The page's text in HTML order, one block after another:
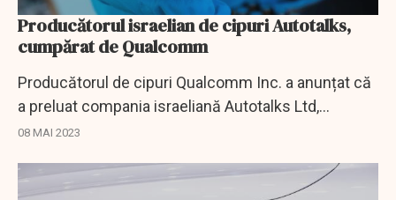
Producătorul israelian de cipuri Autotalks,
cumpărat de Qualcomm
Producătorul de cipuri Qualcomm Inc. a anunțat că
a preluat compania israeliană Autotalks Ltd,
specializată în producția de cipuri utilizate în
08 MAI 2023